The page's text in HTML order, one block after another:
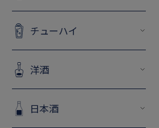
チューハイ
洋酒
日本酒